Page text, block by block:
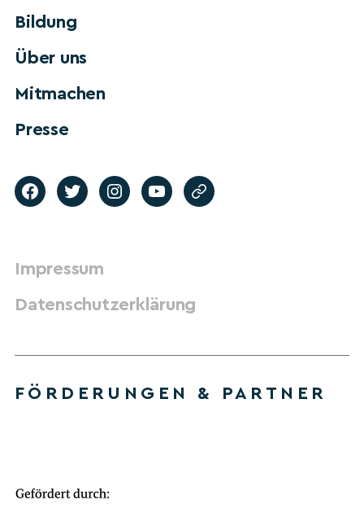
Bildung
Über uns
Mitmachen
Presse
Impressum
Datenschutzerklärung
FÖRDERUNGEN & PARTNER